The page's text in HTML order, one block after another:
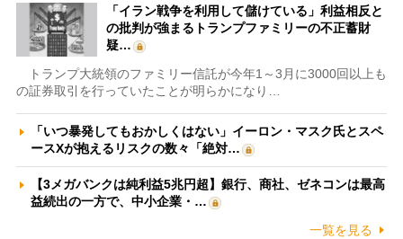
「イラン戦争を利用して儲けている」利益相反と
の批判が強まるトランプファミリーの不正蓄財
疑…
トランプ大統領のファミリー信託が今年1～3月に3000回以上も
の証券取引を行っていたことが明らかになり…
「いつ暴発してもおかしくはない」イーロン・マスク氏とスペ
ースXが抱えるリスクの数々「絶対…
【3メガバンクは純利益5兆円超】銀行、商社、ゼネコンは最高
益続出の一方で、中小企業・…
一覧を見る